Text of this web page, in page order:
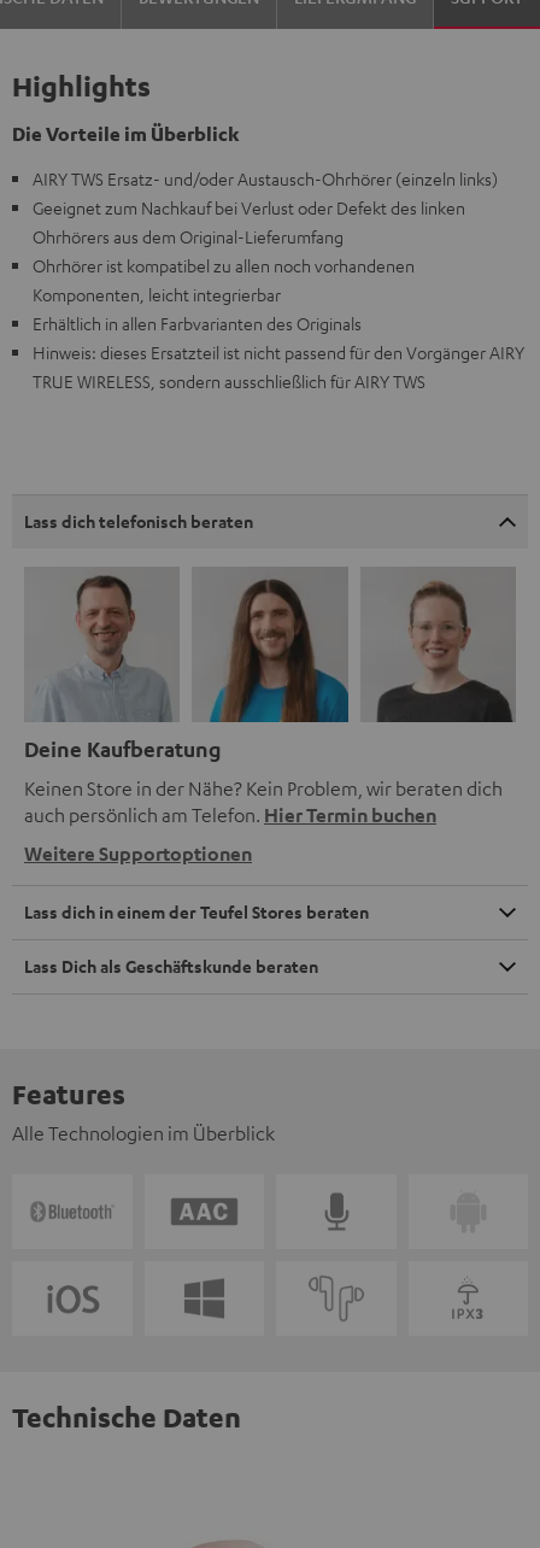
Highlights
Die Vorteile im Überblick
AIRY TWS Ersatz- und/oder Austausch-Ohrhörer (einzeln links)
Geeignet zum Nachkauf bei Verlust oder Defekt des linken
Ohrhörers aus dem Original-Lieferumfang
Ohrhörer ist kompatibel zu allen noch vorhandenen
Komponenten, leicht integrierbar
Erhältlich in allen Farbvarianten des Originals
Hinweis: dieses Ersatzteil ist nicht passend für den Vorgänger AIRY
TRUE WIRELESS, sondern ausschließlich für AIRY TWS
Lass dich telefonisch beraten
Deine Kaufberatung
Keinen Store in der Nähe? Kein Problem, wir beraten dich
auch persönlich am Telefon. Hier Termin buchen
Weitere Supportoptionen
Lass dich in einem der Teufel Stores beraten
Lass Dich als Geschäftskunde beraten
Features
Alle Technologien im Überblick
Technische Daten